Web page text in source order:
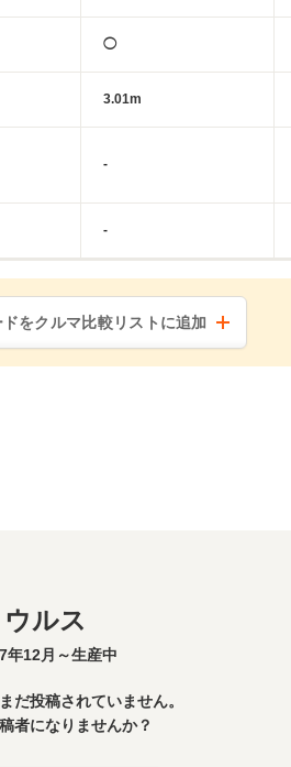
◯
3.01m
-
-
をクルマ比較リストに追加
ウルス
年12月～生産中
だ投稿されていません。
者になりませんか？